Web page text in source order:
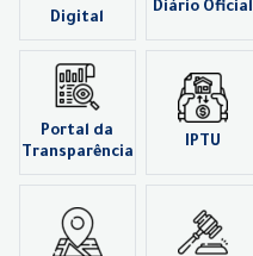
Digital
Diário Oficial
Portal da
Transparência
IPTU